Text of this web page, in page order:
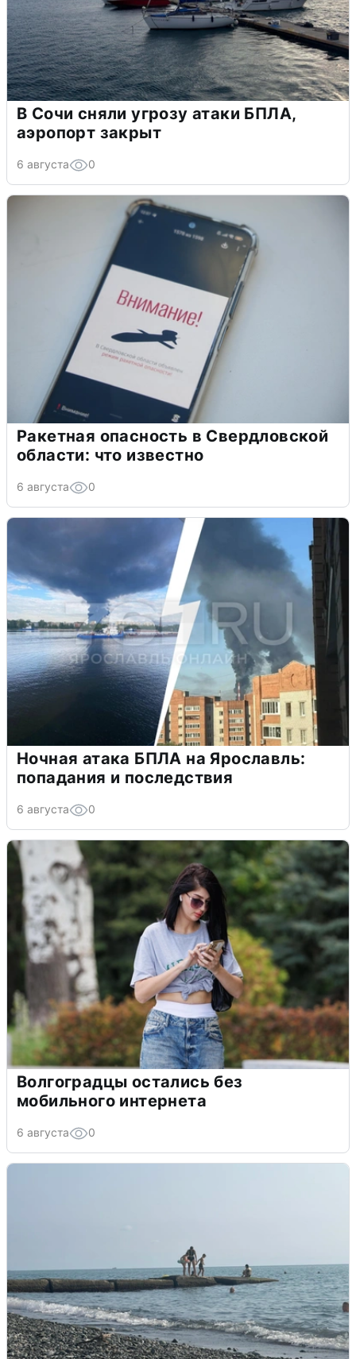
В Сочи сняли угрозу атаки БПЛА,
аэропорт закрыт
6 августа 0
Ракетная опасность в Свердловской
области: что известно
6 августа 0
Ночная атака БПЛА на Ярославль:
попадания и последствия
6 августа 0
Волгоградцы остались без
мобильного интернета
6 августа 0